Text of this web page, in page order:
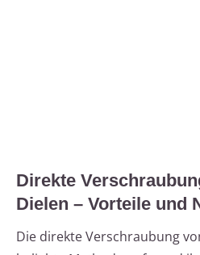
Direkte
Dielen – Vorteile und
Die direkte Verschraubung